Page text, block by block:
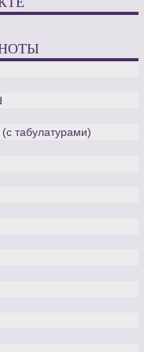
табулатурами)